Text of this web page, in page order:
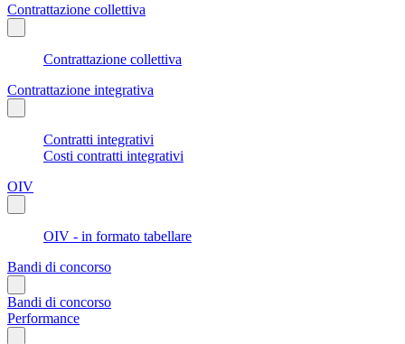
Contrattazione collettiva
Contrattazione collettiva
Contrattazione integrativa
Contratti integrativi
Costi contratti integrativi
OIV
OIV - in formato tabellare
Bandi di concorso
Bandi di concorso
Performance